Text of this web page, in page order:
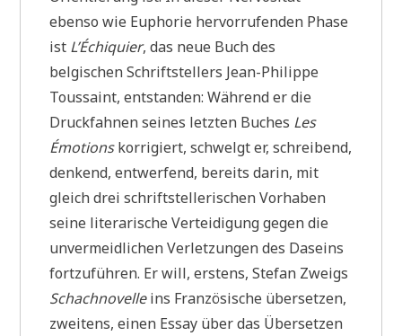
ebenso wie Euphorie hervorrufenden Phase
ist L’Échiquier, das neue Buch des
belgischen Schriftstellers Jean-Philippe
Toussaint, entstanden: Während er die
Druckfahnen seines letzten Buches Les
Émotionskorrigiert, schwelgt er, schreibend,
denkend, entwerfend, bereits darin, mit
gleich drei schriftstellerischen Vorhaben
seine literarische Verteidigung gegen die
unvermeidlichen Verletzungen des Daseins
fortzuführen. Er will, erstens, Stefan Zweigs
Schachnovelleins Französische übersetzen,
zweitens, einen Essay über das Übersetzen